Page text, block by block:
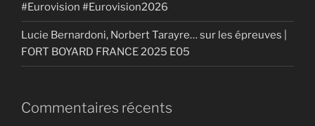
#Eurovision #Eurovision2026
Lucie Bernardoni, Norbert Tarayre… sur les épreuves |
FORT BOYARD FRANCE 2025 E05
Commentaires récents